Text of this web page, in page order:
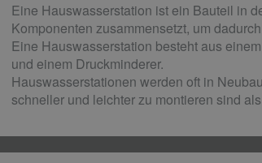
Eine Hauswasserstation ist ein Bauteil in
Komponenten zusammensetzt, um
Eine Hauswasserstation besteht aus
und einem Druckminderer.
Hauswasserstationen werden oft in
schneller und leichter zu montieren sind